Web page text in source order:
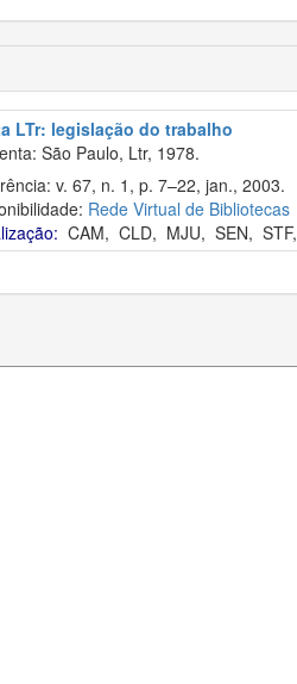
LTr: legislação do trabalho
São Paulo, Ltr, 1978.
v. 67, n. 1, p. 7–22, jan., 2003.
Rede Virtual de Bibliotecas
CAM, CLD, MJU, SEN, STF,